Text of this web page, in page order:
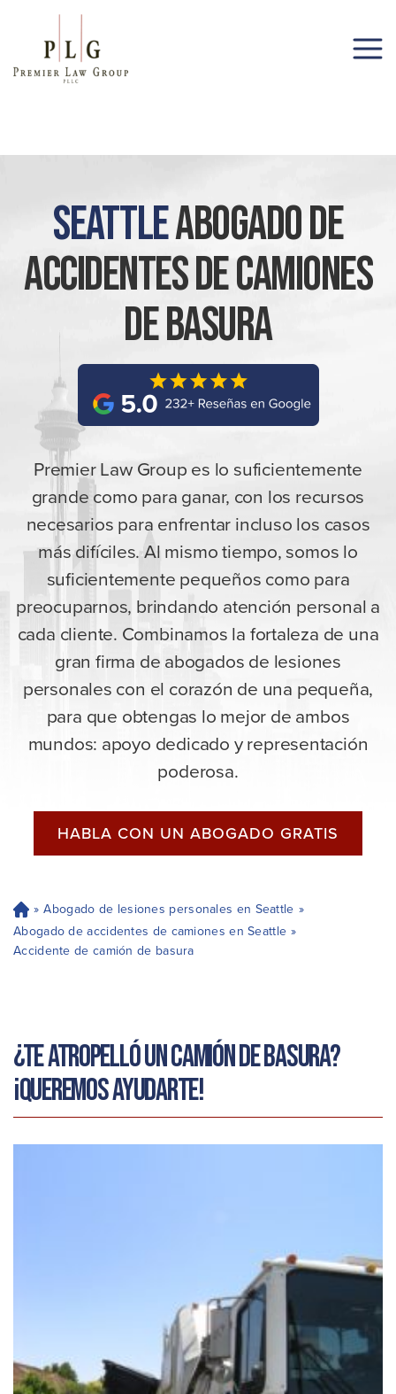
SeattleAbogado De
Accidentes De Camiones
De Basura
Premier Law Group es lo suficientemente
grande como para ganar, con los recursos
necesarios para enfrentar incluso los casos
más difíciles. Al mismo tiempo, somos lo
suficientemente pequeños como para
preocuparnos, brindando atención personal a
cada cliente. Combinamos la fortaleza de una
gran firma de abogados de lesiones
personales con el corazón de una pequeña,
para que obtengas lo mejor de ambos
mundos: apoyo dedicado y representación
poderosa.
HABLA CON UN ABOGADO GRATIS
H
og
ar
» Abogado de lesiones personales en Seattle »
Abogado de accidentes de camiones en Seattle »
Accidente de camión de basura
¿Te atropelló un camión de basura?
¡Queremos ayudarte!